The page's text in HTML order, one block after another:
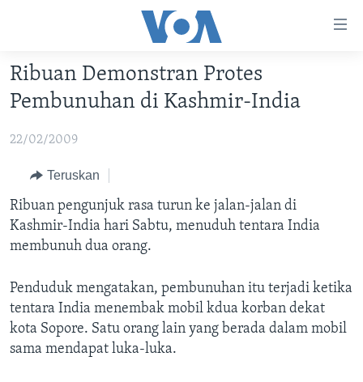
Akses
Lanjut
ke
Konten
Lanjut
Navigasi
Utama
Lanjut
Pencarian
VIDEO
POLYGRAPH
DAFTAR PROGRAM
Learning English
IKUTI KAMI
Ribuan Demonstran Protes
Pembunuhan di Kashmir-India
22/02/2009
Teruskan
Ribuan pengunjuk rasa turun ke jalan-jalan di
Kashmir-India hari Sabtu, menuduh tentara India
membunuh dua orang.
Penduduk mengatakan, pembunuhan itu terjadi ketika
tentara India menembak mobil kdua korban dekat
kota Sopore. Satu orang lain yang berada dalam mobil
sama mendapat luka-luka.